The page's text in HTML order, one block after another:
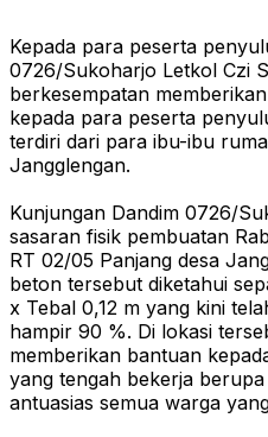
Kepada para peserta
0726/Sukoharjo Letkol Czi
berkesempatan
kepada para peserta
terdiri dari para ibu-ibu
Jangglengan.
Kunjungan Dandim 0726/
sasaran fisik pembuatan
RT 02/05 Panjang desa
beton tersebut diketahui
x Tebal 0,12 m yang kini
hampir 90 %. Di lokasi
memberikan bantuan
yang tengah bekerja
antuasias semua warga